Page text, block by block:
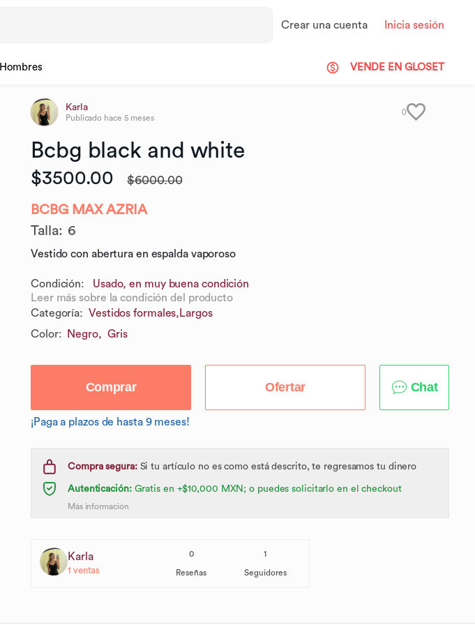
Crear una cuenta Inicia sesión
Hombres VENDE EN GLOSET
Karla
Publicado hace 5 meses
0
Bcbg black and white
$3500.00 $6000.00
BCBG MAX AZRIA
Talla: 6
Vestido con abertura en espalda vaporoso
Condición:
Usado, en muy buena condición
Leer más sobre la condición del producto
Categoría: Vestidos formales, Largos
Color: Negro, Gris
Comprar Ofertar Chat
¡Paga a plazos de hasta 9 meses!
Compra segura:Si tu artículo no es como está descrito, te regresamos tu dinero
Autenticación:Gratis en +$10,000 MXN; o puedes solicitarlo en el checkout
Más información
Karla
1 ventas
0
Reseñas
1
Seguidores